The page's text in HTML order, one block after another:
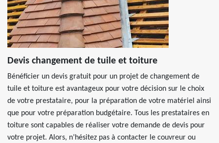
Devis changement de tuile et toiture
Bénéficier un devis gratuit pour un projet de changement de
tuile et toiture est avantageux pour votre décision sur le choix
de votre prestataire, pour la préparation de votre matériel ainsi
que pour votre préparation budgétaire. Tous les prestataires en
toiture sont capables de réaliser votre demande de devis pour
votre projet. Alors, n’hésitez pas à contacter le couvreur ou